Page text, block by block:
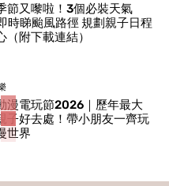
節又嚟啦！3個必裝天氣
時睇颱風路徑 規劃親子日程
（附下載連結）
漫電玩節2026｜歷年最大
子好去處！帶小朋友一齊玩
世界